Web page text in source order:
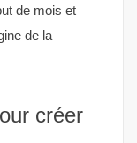
de mois et
de la
créer